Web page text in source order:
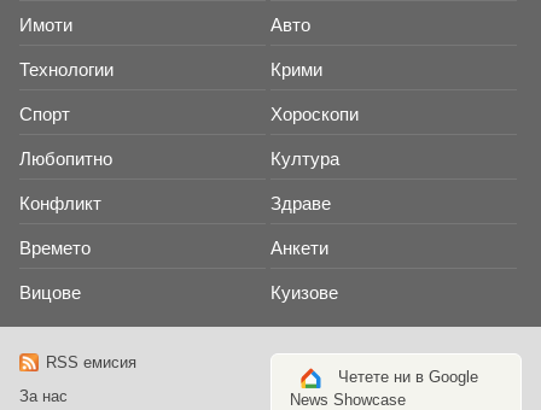
Имоти Авто
Технологии Крими
Спорт Хороскопи
Любопитно Култура
Конфликт Здраве
Времето Анкети
Вицове Куизове
RSS емисия
За нас
Четете ни в Google
News Showcase